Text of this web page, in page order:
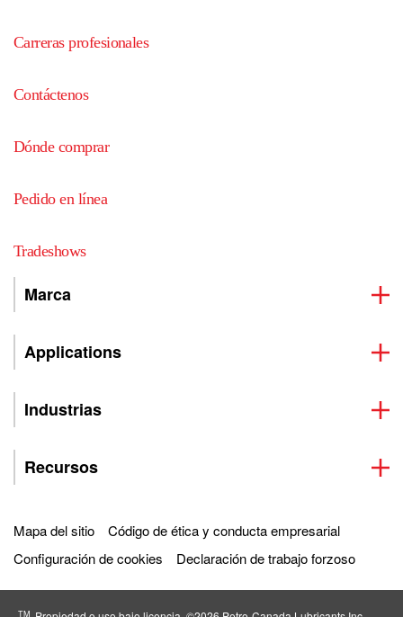
Carreras profesionales
Contáctenos
Dónde comprar
Pedido en línea
Tradeshows
Marca
Applications
Industrias
Recursos
Mapa del sitio
Código de ética y conducta empresarial
Configuración de cookies
Declaración de trabajo forzoso
TM